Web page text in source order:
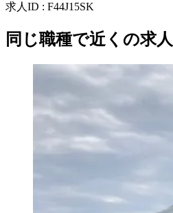
求人ID : F44J15SK
同じ職種で近くの求人